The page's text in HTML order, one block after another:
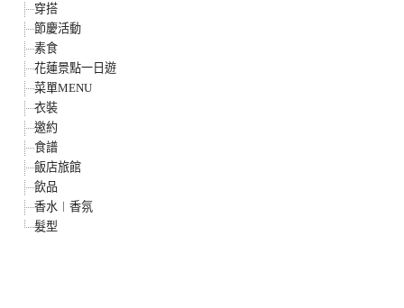
穿搭
節慶活動
素食
花蓮景點一日遊
菜單MENU
衣裝
邀約
食譜
飯店旅館
飲品
香水︱香氛
髮型